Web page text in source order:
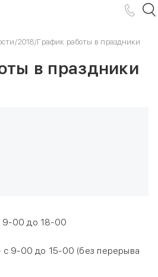
/2018/График работы в праздники
в праздники
9-00 до 18-00
с 9-00 до 15-00 (без перерыва